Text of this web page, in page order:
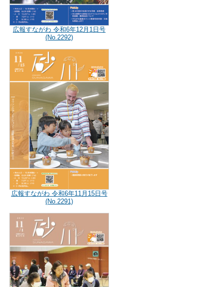
広報すながわ 令和6年12月1日号
(No.2292)
広報すながわ 令和6年11月15日号
(No.2291)